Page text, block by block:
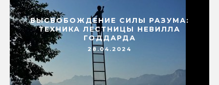
ВЫСВОБОЖДЕНИЕ СИЛЫ РАЗУМА:
ТЕХНИКА ЛЕСТНИЦЫ НЕВИЛЛА
ГОДДАРДА
28.04.2024